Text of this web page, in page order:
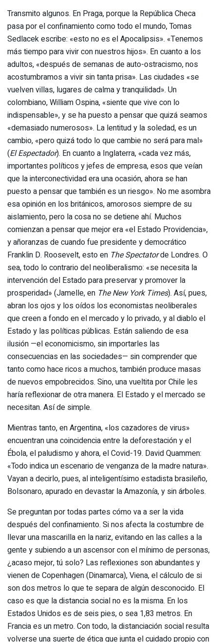
Transmito algunos. En Praga, porque la República Checa
pasa por el confinamiento como todo el mundo, Tomas
Sedlacek escribe: «esto no es el Apocalipsis». «Tenemos
más tiempo para vivir con nuestros hijos». En cuanto a los
adultos, «después de semanas de auto-ostracismo, nos
acostumbramos a vivir sin tanta prisa». Las ciudades «se
vuelven villas, lugares de calma y tranquilidad». Un
colombiano, William Ospina, «siente que vive con lo
indispensable», y se ha puesto a pensar que quizá seamos
«demasiado numerosos». La lentitud y la soledad, es un
cambio, «pero quizá todo lo que cambie no será para mal»
(El Espectador). En cuanto a Inglaterra, «cada vez más,
importantes políticos y jefes de empresa, esos que veían
que la interconectividad era una ocasión, ahora se han
puesto a pensar que también es un riesgo». No me asombra
esa opinión en los británicos, amorosos siempre de su
aislamiento, pero la cosa no se detiene ahí. Muchos
comienzan a pensar que mejor era «el Estado Providencia»,
y añoranzas de cuando fue presidente y democrático
Franklin D. Roosevelt, esto en The Spectatorde Londres. O
sea, todo lo contrario del neoliberalismo: «se necesita la
intervención del Estado para preservar y promover la
prosperidad» (Jamelle, en The New York Times). Así, pues,
abran los ojos y los oídos los economistas neoliberales
que creen a fondo en el mercado y lo privado, y al diablo el
Estado y las políticas públicas. Están saliendo de esa
ilusión —el economicismo, sin importarles las
consecuencias en las sociedades— sin comprender que
tanto como hace ricos a muchos, también produce masas
de nuevos empobrecidos. Sino, una vueltita por Chile les
haría reflexionar de otra manera. El Estado y el mercado se
necesitan. Así de simple.
Mientras tanto, en Argentina, «los cazadores de virus»
encuentran una coincidencia entre la deforestación y el
Ébola, el paludismo y ahora, el Covid-19. David Quammen:
«Todo indica un escenario de venganza de la madre natura».
Vayan a decirlo, pues, al inteligentísimo estadista brasileño,
Bolsonaro, apurado en devastar la Amazonía, y sin árboles.
Se preguntan por todas partes cómo va a ser la vida
después del confinamiento. Si nos afecta la costumbre de
llevar una mascarilla en la nariz, evitando en las calles a la
gente y subiendo a un ascensor con el mínimo de personas,
¿acaso mejor, tú solo? Las reflexiones son abundantes y
vienen de Copenhagen (Dinamarca), Viena, el cálculo de si
son dos metros lo que te separa de algún desconocido. El
caso es que la distancia social no es la misma. En los
Estados Unidos es de seis pies, o sea 1,83 metros. En
Francia es un metro. Con todo, la distanciación social resulta
volverse una suerte de ética que junta el cuidado propio con